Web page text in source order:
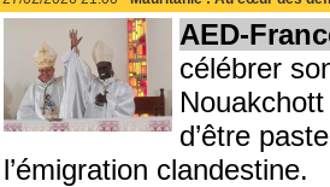
AED-
célébrer
d’être
l’émigration clandestine.